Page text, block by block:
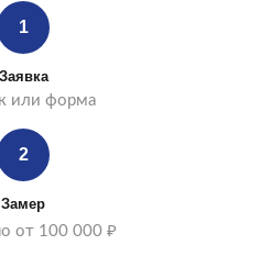
1
Заявка
или форма
2
Замер
от 100 000 ₽